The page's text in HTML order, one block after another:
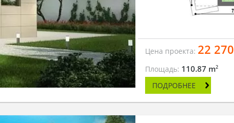
Цена проекта: 22 270
Площадь: 110.87 m2
ПОДРОБНЕЕ